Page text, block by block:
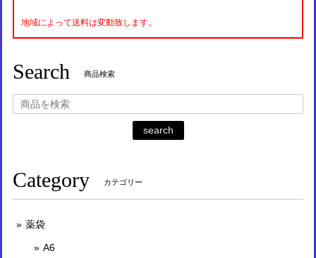
地域によって送料は変動致します。
Search 商品検索
search
Category カテゴリー
薬袋
A6